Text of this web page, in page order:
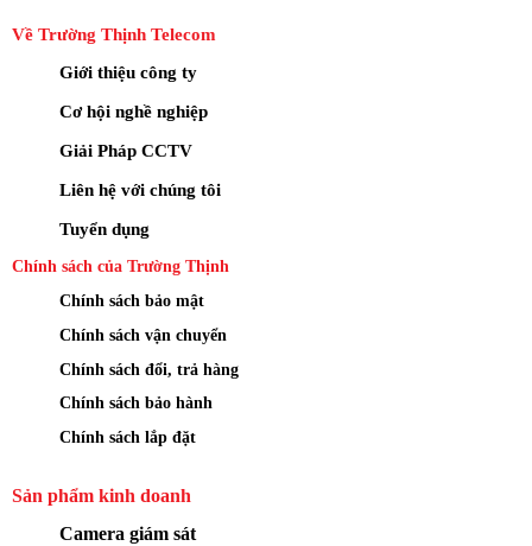
Về Trường Thịnh Telecom
Giới thiệu công ty
Cơ hội nghề nghiệp
Giải Pháp CCTV
Liên hệ với chúng tôi
Tuyển dụng
Chính sách của Trường Thịnh
Chính sách bảo mật
Chính sách vận chuyển
Chính sách đổi, trả hàng
Chính sách bảo hành
Chính sách lắp đặt
Sản phẩm kinh doanh
Camera giám sát